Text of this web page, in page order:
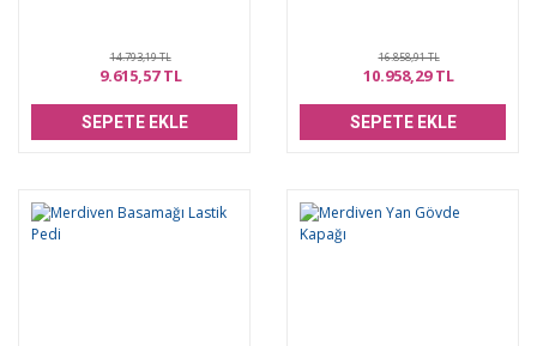
14.793,19 TL
9.615,57 TL
SEPETE EKLE
16.858,91 TL
10.958,29 TL
SEPETE EKLE